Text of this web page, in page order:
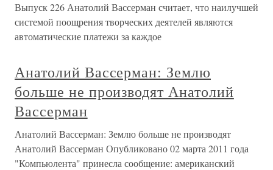
Выпуск 226 Анатолий Вассерман считает, что наилучшей
системой поощрения творческих деятелей являются
автоматические платежи за каждое
Анатолий Вассерман: Землю
больше не производят Анатолий
Вассерман
Анатолий Вассерман: Землю больше не производят
Анатолий Вассерман Опубликовано 02 марта 2011 года
"Компьюлента" принесла сообщение: американский